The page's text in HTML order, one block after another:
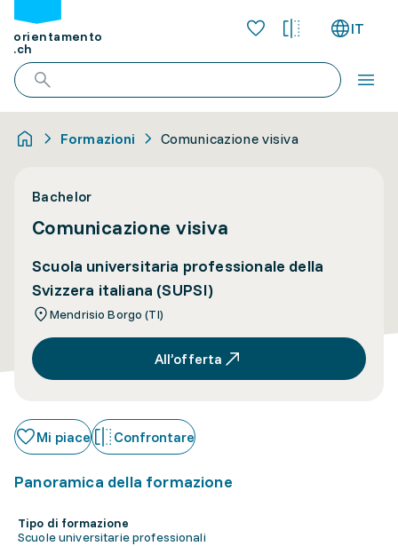
orientamento
.ch
IT
Formazioni Comunicazione visiva
Bachelor
Comunicazione visiva
Scuola universitaria professionale della
Svizzera italiana (SUPSI)
Mendrisio Borgo (TI)
All’offerta
Mi piace Confrontare
Panoramica della formazione
Tipo di formazione
Scuole universitarie professionali